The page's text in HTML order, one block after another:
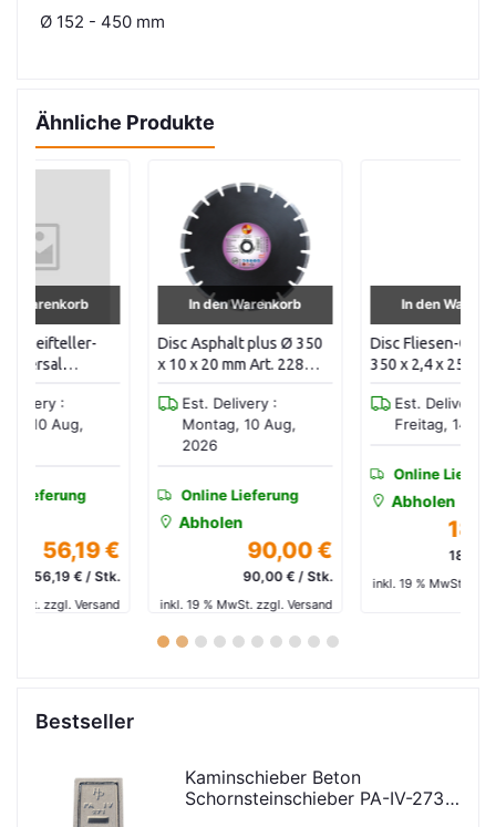
Ø 152 - 450 mm
Ähnliche Produkte
In den Warenkorb
Disc Asphalt plus Ø 350
x 10 x 20 mm Art. 228
Est. Delivery :
Montag, 10 Aug,
Online Lieferung
inkl. 19 % MwSt. zzgl. Versand
In den Warenkorb
Disc Fliesen-Optimum Ø
350 x 2,4 x 25,40 mm 249
Est. Delivery :
Freitag, 14 Aug, 2026
Online Lieferung
Abholen
inkl. 19 % MwSt. zzgl. Versand
1 2 3 4 5 6 7 8 9 10
Bestseller
Kaminschieber Beton
Schornsteinschieber PA-IV-273